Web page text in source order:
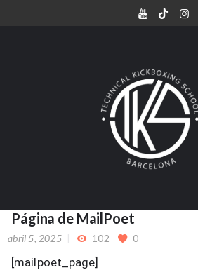
NUESTRA ESCUELA
ADULTOS
CLASE DE PRUEBA
Página de MailPoet
abril 5, 2025 102 0
[mailpoet_page]